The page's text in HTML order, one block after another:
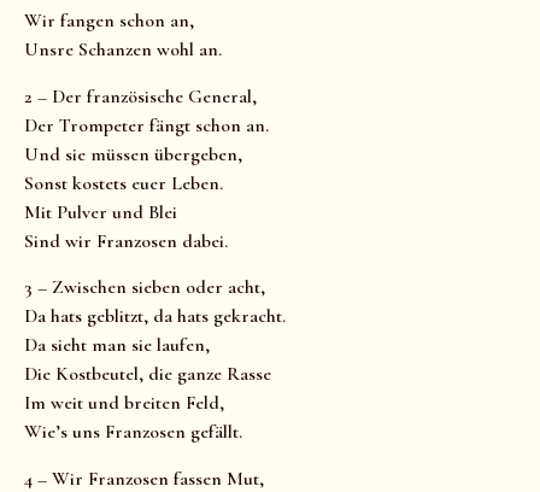
Wir fangen schon an,
Unsre Schanzen wohl an.
2 – Der französische General,
Der Trompeter fängt schon an.
Und sie müssen übergeben,
Sonst kostets euer Leben.
Mit Pulver und Blei
Sind wir Franzosen dabei.
3 – Zwischen sieben oder acht,
Da hats geblitzt, da hats gekracht.
Da sieht man sie laufen,
Die Kostbeutel, die ganze Rasse
Im weit und breiten Feld,
Wie’s uns Franzosen gefällt.
4 – Wir Franzosen fassen Mut,